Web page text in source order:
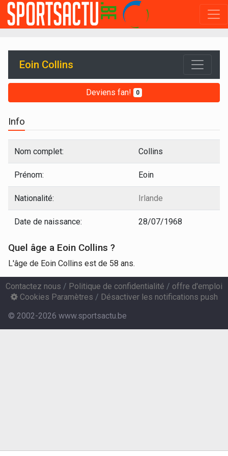
Eoin Collins
Deviens fan! 0
Info
Nom complet: Collins
Prénom: Eoin
Nationalité: Irlande
Date de naissance: 28/07/1968
Quel âge a Eoin Collins ?
L'âge de Eoin Collins est de 58 ans.
Contactez nous / Politique de confidentialité / offre d'emploi
Cookies Paramètres / Désactiver les notifications push
© 2002-2026 www.sportsactu.be